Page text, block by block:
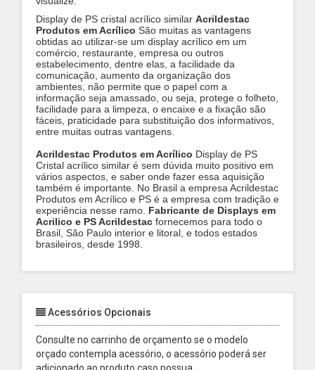
Display de PS cristal acrílico similar Acrildestac
Produtos em Acrílico São muitas as vantagens
obtidas ao utilizar-se um display acrílico em um
comércio, restaurante, empresa ou outros
estabelecimento, dentre elas, a facilidade da
comunicação, aumento da organização dos
ambientes, não permite que o papel com a
informação seja amassado, ou seja, protege o folheto,
facilidade para a limpeza, o encaixe e a fixação são
fáceis, praticidade para substituição dos informativos,
entre muitas outras vantagens.
Acrildestac Produtos em Acrílico Display de PS
Cristal acrílico similar é sem dúvida muito positivo em
vários aspectos, e saber onde fazer essa aquisição
também é importante. No Brasil a empresa Acrildestac
Produtos em Acrílico e PS é a empresa com tradição e
experiência nesse ramo. Fabricante de Displays em
Acrilico e PS Acrildestac fornecemos para todo o
Brasil, São Paulo interior e litoral, e todos estados
brasileiros, desde 1998.
Acessórios Opcionais
Consulte no carrinho de orçamento se o modelo
orçado contempla acessório, o acessório poderá ser